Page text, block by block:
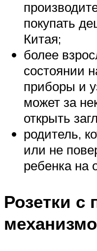
покупать
Китая;
более
состоянии
приборы и
может за
открыть
родитель,
или не
ребенка на
Розетки